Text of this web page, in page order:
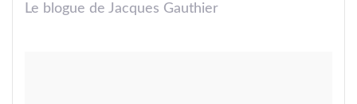
Le blogue de Jacques Gauthier